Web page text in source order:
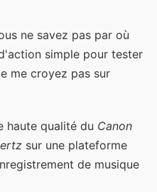
ne savez pas par où
simple pour tester
me croyez pas sur
haute qualité du Canon
sur une plateforme
de musique